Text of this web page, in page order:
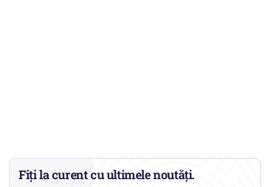
Fiți la curent cu ultimele noutăți.